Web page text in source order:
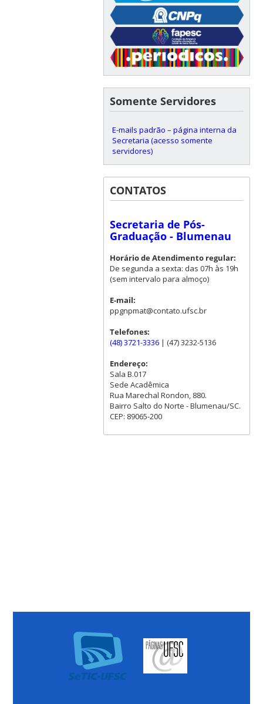
Somente Servidores
E-mails padrão – página interna da
Secretaria (acesso somente
servidores)
CONTATOS
Secretaria de Pós-
Graduação - Blumenau
Horário de Atendimento regular:
De segunda a sexta: das 07h às 19h
(sem intervalo para almoço)
E-mail:
ppgnpmat@contato.ufsc.br
Telefones:
(48) 3721-3336| (47) 3232-5136
Endereço:
Sala B.017
Sede Acadêmica
Rua Marechal Rondon, 880.
Bairro Salto do Norte - Blumenau/SC.
CEP: 89065-200